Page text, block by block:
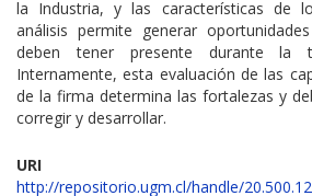
la Industria, y las características de
análisis permite generar
deben tener presente durante la
Internamente, esta evaluación de las
de la firma determina las fortalezas y
corregir y desarrollar.
URI
http://repositorio.ugm.cl/handle/